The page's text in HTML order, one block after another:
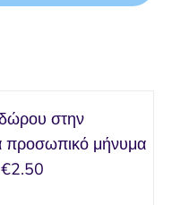
στην
προσωπικό μήνυμα
€2.50